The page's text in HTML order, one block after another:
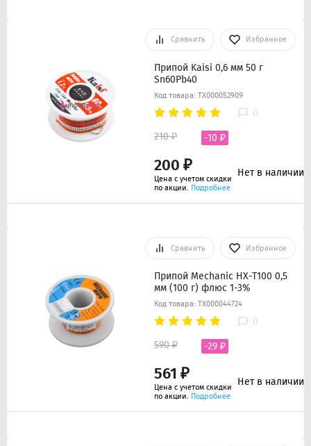
Сравнить Избранное
Припой Kaisi 0,6 мм 50 г
Sn60Pb40
Код товара: ТХ000052909
0
200 ₽
210 ₽ -10 ₽
Цена с учетом скидки
по акции. Подробнее
Нет в наличии
Сравнить Избранное
Припой Mechanic HX-T100 0,5
мм (100 г) флюс 1-3%
Код товара: ТХ000044724
0
561 ₽
590 ₽ -29 ₽
Цена с учетом скидки
по акции. Подробнее
Нет в наличии